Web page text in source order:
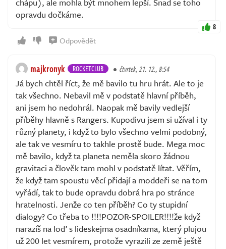
opravdu dočkáme.
8
Odpovědět
majkronyk ROCKETCLUB čtvrtek, 21. 12., 8:54
Já bych chtěl říct, že mě bavilo tu hru hrát. Ale to je
tak všechno. Nebavil mě v podstatě hlavní příběh,
ani jsem ho nedohrál. Naopak mě bavily vedlejší
příběhy hlavně s Rangers. Kupodivu jsem si užíval i ty
různý planety, i když to bylo všechno velmi podobný,
ale tak ve vesmíru to takhle prostě bude. Mega moc
mě bavilo, když ta planeta neměla skoro žádnou
gravitaci a člověk tam mohl v podstatě lítat. Věřím,
že když tam spoustu věcí přidají a moddeři se na tom
vyřádí, tak to bude opravdu dobrá hra po stránce
hratelnosti. Jenže co ten příběh? Co ty stupidní
dialogy? Co třeba to !!!!POZOR-SPOILER!!!!že když
narazíš na loď s lideskejma osadníkama, který plujou
už 200 let vesmírem, protože vyrazili ze země ještě